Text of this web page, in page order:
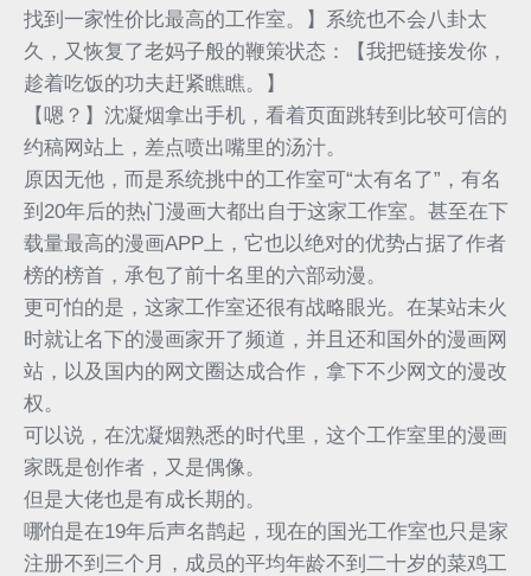
找到一家性价比最高的工作室。】系统也不会八卦太
久，又恢复了老妈子般的鞭策状态：【我把链接发你，
趁着吃饭的功夫赶紧瞧瞧。】
【嗯？】沈凝烟拿出手机，看着页面跳转到比较可信的
约稿网站上，差点喷出嘴里的汤汁。
原因无他，而是系统挑中的工作室可“太有名了”，有名
到20年后的热门漫画大都出自于这家工作室。甚至在下
载量最高的漫画APP上，它也以绝对的优势占据了作者
榜的榜首，承包了前十名里的六部动漫。
更可怕的是，这家工作室还很有战略眼光。在某站未火
时就让名下的漫画家开了频道，并且还和国外的漫画网
站，以及国内的网文圈达成合作，拿下不少网文的漫改
权。
可以说，在沈凝烟熟悉的时代里，这个工作室里的漫画
家既是创作者，又是偶像。
但是大佬也是有成长期的。
哪怕是在19年后声名鹊起，现在的国光工作室也只是家
注册不到三个月，成员的平均年龄不到二十岁的菜鸡工